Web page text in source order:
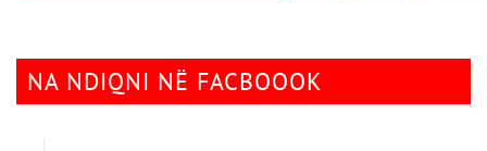
NA NDIQNI NË FACBOOOK